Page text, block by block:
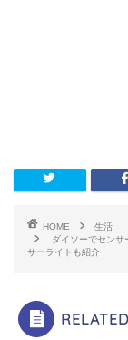
HOME
生活
ダイソーでセンサ
サーライトも紹介